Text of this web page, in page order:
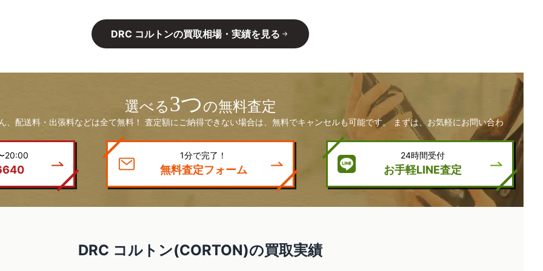
DRC コルトンの買取相場・実績を見る
選べる3つの無料査定
、配送料・出張料などは全て無料！ 査定額にご納得できない場合は、無料でキャンセルも可能です。 まずは、お気軽にお問い合わ
20:00 1分で完了！
無料査定フォーム
24時間受付
お手軽LINE査定
DRC コルトン(CORTON)の買取実績